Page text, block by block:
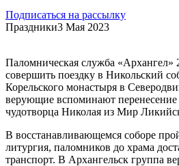
Подписаться на рассылку
Праздники3 Мая 2023
Паломническая служба «Архангел»
совершить поездку в Никольский
Корельского монастыря в
верующие вспоминают перенесение
чудотворца Николая из Мир
В восстанавливающемся соборе
литургия, паломников до храма
транспорт. В Архангельск группа